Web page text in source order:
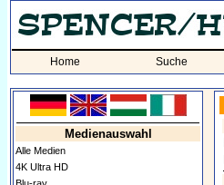
Home Suche
Medienauswahl
Alle Medien
4K Ultra HD